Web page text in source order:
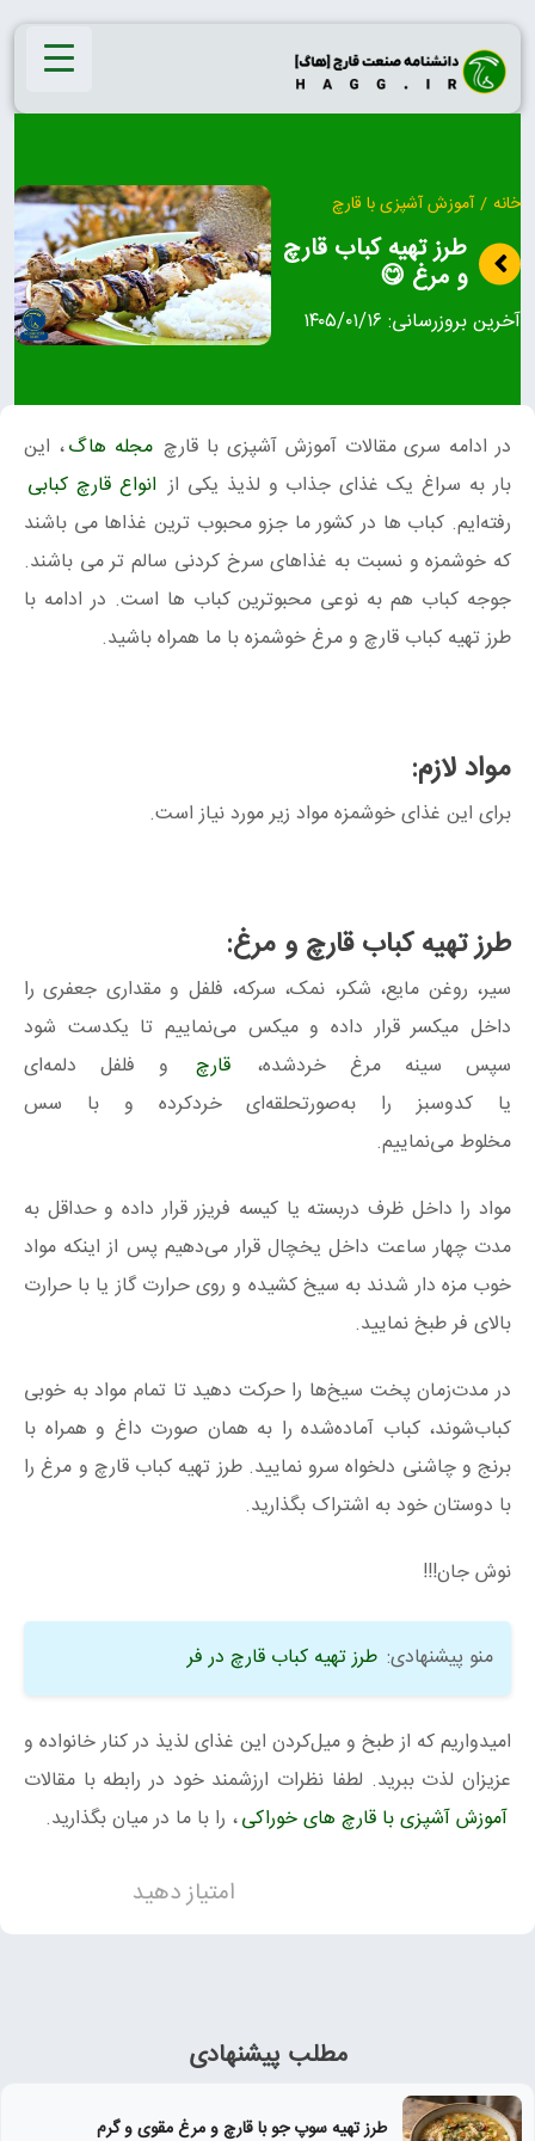
Skip
content
خانه / آموزش آشپزی با قارچ
طرز تهیه کباب قارچ
و مرغ 😋
آخرین بروزرسانی: ۱۴۰۵/۰۱/۱۶
در ادامه سری مقالات آموزش آشپزی با قارچ مجله هاگ، این
بار به سراغ یک غذای جذاب و لذیذ یکی از انواع قارچ کبابی
رفته‌ایم. کباب ها در کشور ما جزو محبوب ترین غذاها می باشند
که خوشمزه و نسبت به غذاهای سرخ کردنی سالم تر می باشند.
جوجه کباب هم به نوعی محبوترین کباب ها است. در ادامه با
طرز تهیه کباب قارچ و مرغ خوشمزه با ما همراه باشید.
مواد لازم:
برای این غذای خوشمزه مواد زیر مورد نیاز است.
طرز تهیه کباب قارچ و مرغ:
سیر، روغن مایع، شکر، نمک، سرکه، فلفل و مقداری جعفری را
داخل میکسر قرار داده و میکس می‌نماییم تا یکدست شود
سپس سینه مرغ خردشده،
قارچ
و فلفل دلمه‌ای
یا کدوسبز را به‌صورتحلقه‌ای خردکرده و با سس
مخلوط می‌نماییم.
مواد را داخل ظرف دربسته یا کیسه فریزر قرار داده و حداقل به
مدت چهار ساعت داخل یخچال قرار می‌دهیم پس از اینکه مواد
خوب مزه دار شدند به سیخ کشیده و روی حرارت گاز یا با حرارت
بالای فر طبخ نمایید.
در مدت‌زمان پخت سیخ‌ها را حرکت دهید تا تمام مواد به خوبی
کباب‌شوند، کباب آماده‌شده را به همان صورت داغ و همراه با
برنج و چاشنی دلخواه سرو نمایید. طرز تهیه کباب قارچ و مرغ را
با دوستان خود به اشتراک بگذارید.
نوش جان!!!
منو پیشنهادی: طرز تهیه کباب قارچ در فر
امیدواریم که از طبخ و میل‌کردن این غذای لذیذ در کنار خانواده و
عزیزان لذت ببرید. لطفا نظرات ارزشمند خود در رابطه با مقالات
آموزش آشپزی با قارچ های خوراکی، را با ما در میان بگذارید.
امتیاز دهید
مطلب پیشنهادی
طرز تهیه سوپ جو با قارچ و مرغ مقوی و گرم